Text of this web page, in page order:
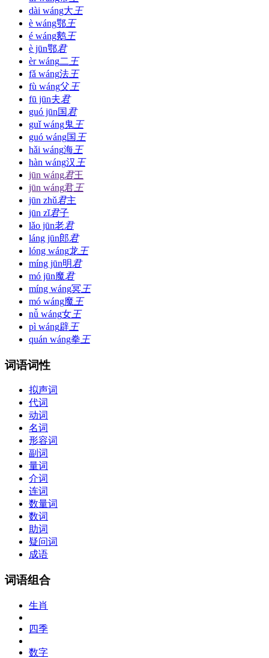
dài wáng大 王
è wáng鄂王
é wáng鹅王
è jūn鄂君
èr wáng二 王
fǎ wáng法王
fù wáng父 王
fū jūn夫君
guó jūn国君
guǐ wáng鬼王
guó wáng国 王
hǎi wáng海王
hàn wáng汉 王
jūn wáng君王
jūn wáng君王
jūn zhǔ君主
jūn zǐ君子
lǎo jūn老君
láng jūn郎君
lóng wáng龙 王
míng jūn明君
mó jūn魔君
míng wáng冥王
mó wáng魔 王
nǚ wáng女王
pì wáng辟王
quán wáng拳 王
词语词性
拟声词
代词
动词
名词
形容词
副词
量词
介词
连词
数量词
数词
助词
疑问词
成语
词语组合
生肖
四季
数字